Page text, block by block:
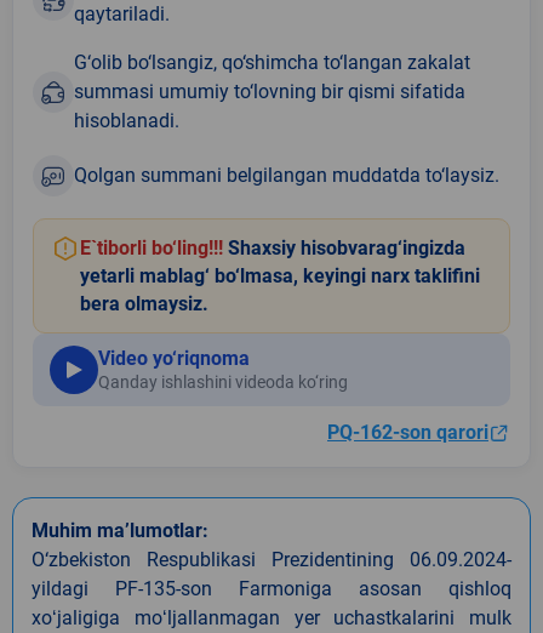
qaytariladi.
G‘olib bo‘lsangiz, qo‘shimcha to‘langan zakalat
summasi umumiy to‘lovning bir qismi sifatida
hisoblanadi.
Qolgan summani belgilangan muddatda to‘laysiz.
E`tiborli bo‘ling!!! Shaxsiy hisobvarag‘ingizda
yetarli mablag‘ bo‘lmasa, keyingi narx taklifini
bera olmaysiz.
Video yo‘riqnoma
Qanday ishlashini videoda ko‘ring
PQ-162-son qarori
Muhim ma’lumotlar:
O‘zbekiston Respublikasi Prezidentining 06.09.2024-
yildagi PF-135-son Farmoniga asosan qishloq
xoʻjaligiga moʻljallanmagan yer uchastkalarini mulk